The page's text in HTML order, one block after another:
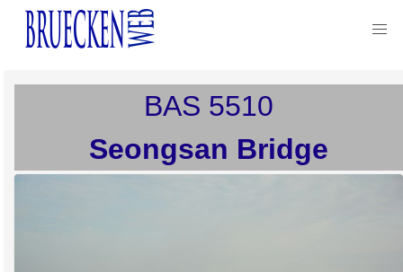
BAS 5510
Seongsan Bridge